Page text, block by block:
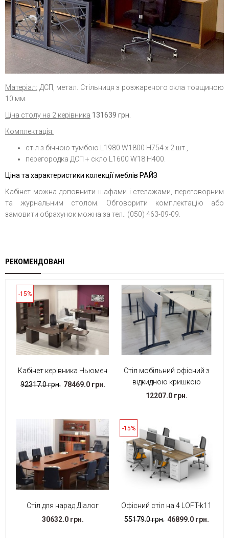
Матеріал: ДСП, метал. Стільниця з розжареного скла товщиною
10 мм.
Ціна столу на 2 керівника 131639 грн.
Комплектація:
стіл з бічною тумбою L1980 W1800 H754 х 2 шт.,
перегородка ДСП + скло L1600 W18 H400.
Ціна та характеристики колекції меблів РАЙЗ
Кабінет можна доповнити шафами і стелажами, переговорним
та журнальним столом. Обговорити комплектацію або
замовити обрахунок можна за тел.: (050) 463-09-09.
РЕКОМЕНДОВАНІ
-15%
Кабінет керівника Ньюмен
92317.0 грн. 78469.0 грн.
Стіл мобільний офісний з
відкидною кришкою
12207.0 грн.
Стіл для нарад Діалог
30632.0 грн.
-15%
Офісний стіл на 4 LOFT-k11
55179.0 грн. 46899.0 грн.